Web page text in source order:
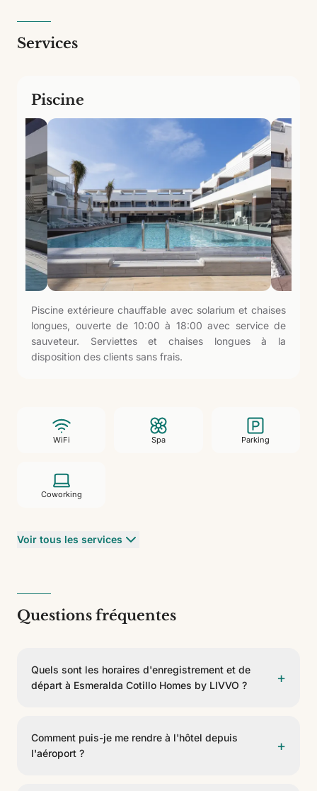
Services
Piscine
Piscine extérieure chauffable avec solarium et chaises
longues, ouverte de 10:00 à 18:00 avec service de
sauveteur. Serviettes et chaises longues à la
disposition des clients sans frais.
WiFi Spa Parking
Coworking
Voir tous les services
Questions fréquentes
Quels sont les horaires d'enregistrement et de
départ à Esmeralda Cotillo Homes by LIVVO ?
+
avant 12:00.
Comment puis-je me rendre à l'hôtel depuis
l'aéroport ?
+